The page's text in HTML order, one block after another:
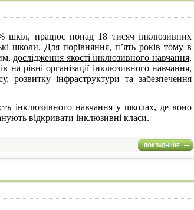
шкіл, працює понад 18 тисяч інклюзивних
школи. Для порівняння, п’ять років тому в
дослідження якості інклюзивного навчання,
рівні організації інклюзивного навчання,
розвитку інфраструктури та забезпечення
інклюзивного навчання у школах, де воно
відкривати інклюзивні класи.